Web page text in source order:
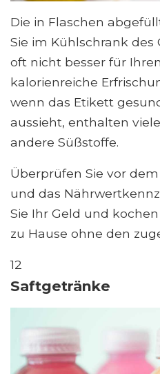
Die in Flaschen
Sie im Kühlschrank des
oft nicht besser für
kalorienreiche
wenn das Etikett
aussieht, enthalten
andere Süßstoffe.
Überprüfen Sie vor
und das
Sie Ihr Geld und
zu Hause ohne den
12
Saftgetränke